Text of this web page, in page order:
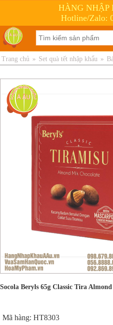
HÀNG
Hotline/Zalo:
Trang chủ » Set quà tết nhập khẩu »
Socola Beryls 65g Classic Tira
Mã hàng: HT8303